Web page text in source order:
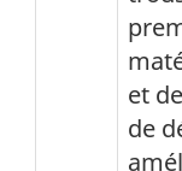
et
de